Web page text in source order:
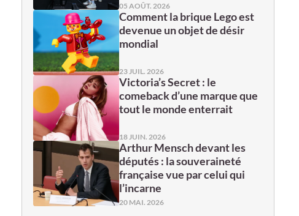
05 AOÛT. 2026
Comment la brique Lego est
devenue un objet de désir
mondial
23 JUIL. 2026
Victoria’s Secret : le
comeback d’une marque que
tout le monde enterrait
18 JUIN. 2026
Arthur Mensch devant les
députés : la souveraineté
française vue par celui qui
l’incarne
20 MAI. 2026